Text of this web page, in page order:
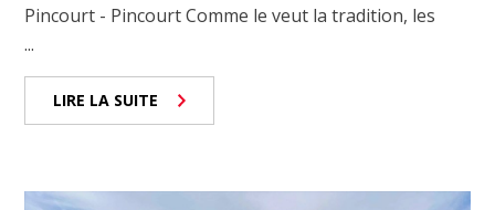
Pincourt - Pincourt Comme le veut la tradition, les
...
LIRE LA SUITE